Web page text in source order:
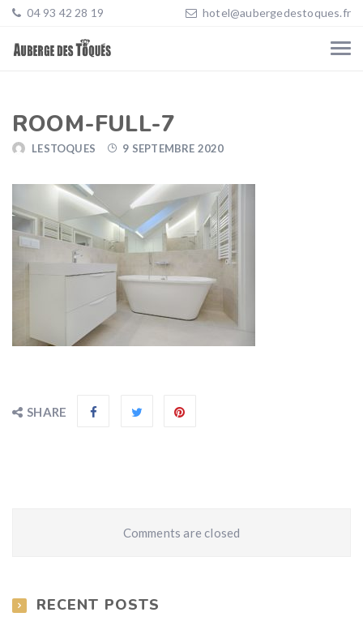
04 93 42 28 19 hotel@aubergedestoques.fr
ROOM-FULL-7
LESTOQUES 9 SEPTEMBRE 2020
SHARE
Comments are closed
RECENT POSTS